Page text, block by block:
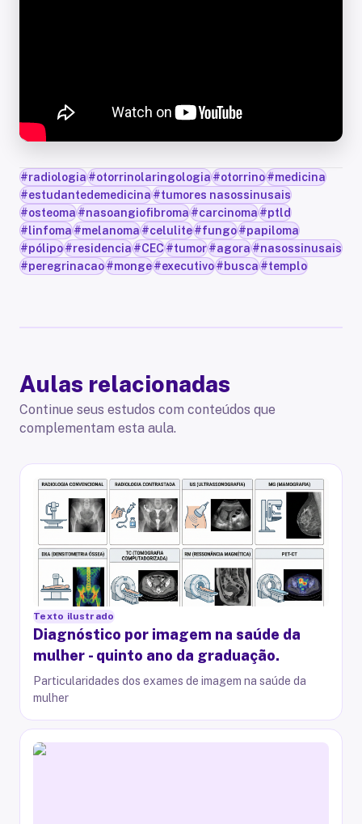
#radiologia#otorrinolaringologia#otorrino#medicina
#estudantedemedicina#tumores nasossinusais
#osteoma#nasoangiofibroma#carcinoma#ptld
#linfoma#melanoma#celulite#fungo#papiloma
#pólipo#residencia#CEC#tumor#agora#nasossinusais
#peregrinacao#monge#executivo#busca#templo
Aulas relacionadas
Continue seus estudos com conteúdos que
complementam esta aula.
Texto ilustrado
Diagnóstico por imagem na saúde da
mulher - quinto ano da graduação.
Particularidades dos exames de imagem na saúde da
mulher